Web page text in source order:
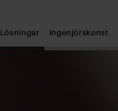
Lösningar Ingenjörskonst